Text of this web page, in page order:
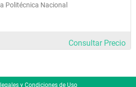
Politécnica Nacional
Consultar Precio
y Condiciones de Uso